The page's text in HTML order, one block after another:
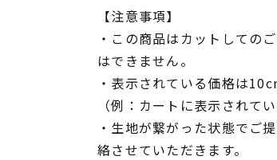
【注意事項】
・この商品はカットしての
はできません。
・表示されている価格は
（例：カートに表示されて
・生地が繋がった状態でご
絡させていただきます。